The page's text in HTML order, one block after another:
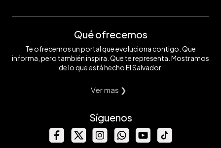
Qué ofrecemos
Te ofrecemos un portal que evoluciona contigo. Que
informa, pero también inspira. Que te representa. Mostramos
de lo que está hecho El Salvador.
Ver mas ❯
Síguenos